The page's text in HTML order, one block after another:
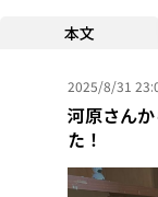
本文
2025/8/31
河原さん
た！